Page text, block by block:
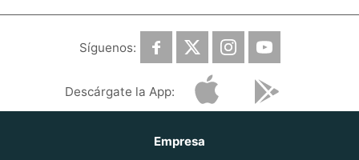
Síguenos:
Descárgate la App:
Empresa